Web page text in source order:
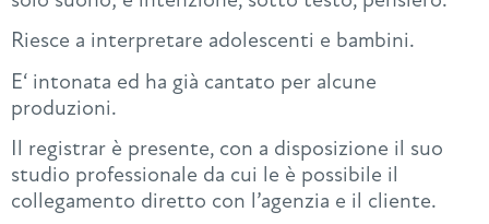
Riesce a interpretare adolescenti e bambini.
E‘ intonata ed ha già cantato per alcune
produzioni.
Il registrar è presente, con a disposizione il suo
studio professionale da cui le è possibile il
collegamento diretto con l’agenzia e il cliente.